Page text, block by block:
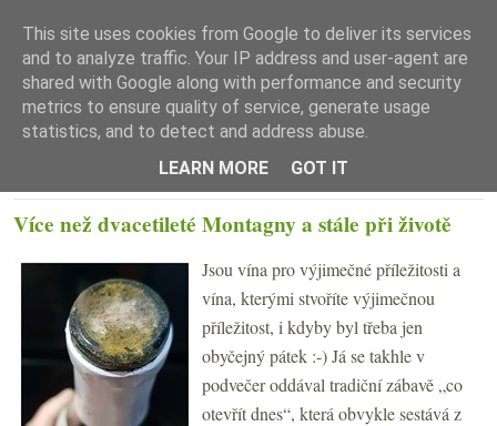
☰ Menu
Více než dvacetileté Montagny a stále při životě
Jsou vína pro výjimečné příležitosti a
vína, kterými stvoříte výjimečnou
příležitost, i kdyby byl třeba jen
obyčejný pátek :-) Já se takhle v
podvečer oddával tradiční zábavě „co
otevřít dnes“, která obvykle sestává z
This site uses cookies from Google to deliver its services
and to analyze traffic. Your IP address and user-agent are
shared with Google along with performance and security
metrics to ensure quality of service, generate usage
statistics, and to detect and address abuse.
LEARN MORE
GOT IT